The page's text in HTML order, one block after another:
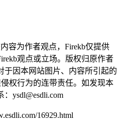
容为作者观点，Firekb仅提供
观点或立场。版权归原作者
于因本网站图片、内容所引起的
权行为的连带责任。如发现本
ysdl@esdli.com
16929.html